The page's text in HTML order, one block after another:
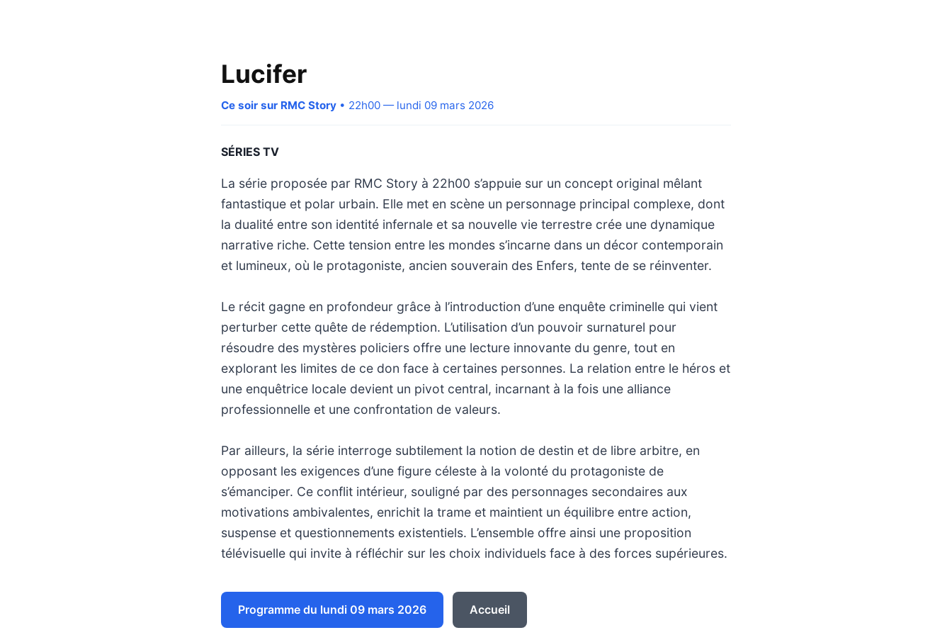
Lucifer
Ce soir sur RMC Story • 22h00 — lundi 09 mars 2026
SÉRIES TV
La série proposée par RMC Story à 22h00 s’appuie sur un concept original mêlant
fantastique et polar urbain. Elle met en scène un personnage principal complexe, dont
la dualité entre son identité infernale et sa nouvelle vie terrestre crée une dynamique
narrative riche. Cette tension entre les mondes s’incarne dans un décor contemporain
et lumineux, où le protagoniste, ancien souverain des Enfers, tente de se réinventer.
Le récit gagne en profondeur grâce à l’introduction d’une enquête criminelle qui vient
perturber cette quête de rédemption. L’utilisation d’un pouvoir surnaturel pour
résoudre des mystères policiers offre une lecture innovante du genre, tout en
explorant les limites de ce don face à certaines personnes. La relation entre le héros et
une enquêtrice locale devient un pivot central, incarnant à la fois une alliance
professionnelle et une confrontation de valeurs.
Par ailleurs, la série interroge subtilement la notion de destin et de libre arbitre, en
opposant les exigences d’une figure céleste à la volonté du protagoniste de
s’émanciper. Ce conflit intérieur, souligné par des personnages secondaires aux
motivations ambivalentes, enrichit la trame et maintient un équilibre entre action,
suspense et questionnements existentiels. L’ensemble offre ainsi une proposition
télévisuelle qui invite à réfléchir sur les choix individuels face à des forces supérieures.
Programme du lundi 09 mars 2026 Accueil